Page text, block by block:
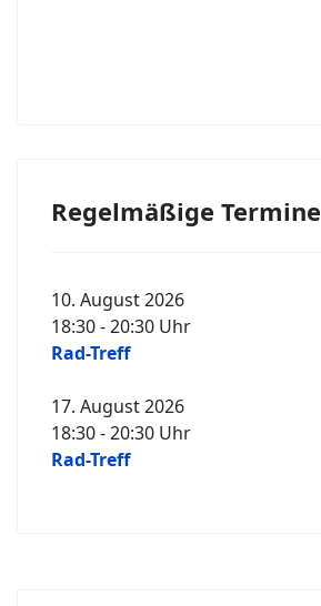
Regelmäßige Termine
10. August 2026
18:30-20:30 Uhr
Rad-Treff
17. August 2026
18:30-20:30 Uhr
Rad-Treff